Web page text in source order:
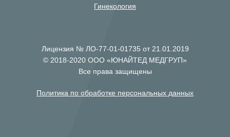
Гинекология
Лицензия № ЛО-77-01-01735 от 21.01.2019
© 2018-2020 ООО «ЮНАЙТЕД МЕДГРУП»
Все права защищены
Политика по обработке персональных данных